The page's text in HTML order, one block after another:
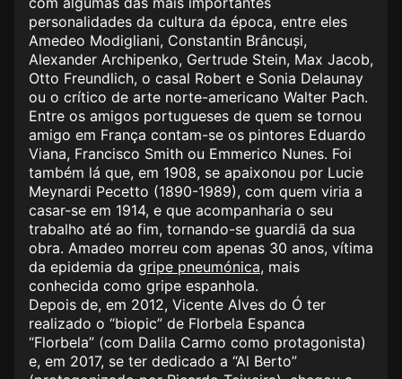
personalidades da cultura da época, entre eles
Amedeo Modigliani, Constantin Brâncuși,
Alexander Archipenko, Gertrude Stein, Max Jacob,
Otto Freundlich, o casal Robert e Sonia Delaunay
ou o crítico de arte norte-americano Walter Pach.
Entre os amigos portugueses de quem se tornou
amigo em França contam-se os pintores Eduardo
Viana, Francisco Smith ou Emmerico Nunes. Foi
também lá que, em 1908, se apaixonou por Lucie
Meynardi Pecetto (1890-1989), com quem viria a
casar-se em 1914, e que acompanharia o seu
trabalho até ao fim, tornando-se guardiã da sua
obra. Amadeo morreu com apenas 30 anos, vítima
da epidemia da gripe pneumónica, mais
conhecida como gripe espanhola.
Depois de, em 2012, Vicente Alves do Ó ter
realizado o “biopic” de Florbela Espanca
“Florbela” (com Dalila Carmo como protagonista)
e, em 2017, se ter dedicado a “Al Berto”